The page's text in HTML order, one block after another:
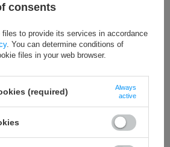
orders over 800zł net
consents
to provide its services in accordance
. You can determine conditions of
files in your web browser.
(required)
Always
active